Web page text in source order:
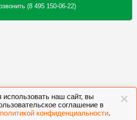
×
наш сайт, вы
соглашение в
политикой конфиденциальности.
(8 495 150-06-22)
FGV, VIBO, KESSEBOHMER, VOLPATO,